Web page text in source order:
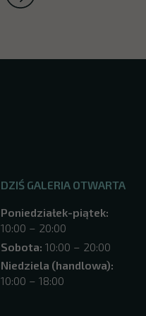
DZIŚ GALERIA OTWARTA
Poniedziałek-piątek:
10:00 – 20:00
Sobota: 10:00 – 20:00
Niedziela (handlowa):
10:00 – 18:00